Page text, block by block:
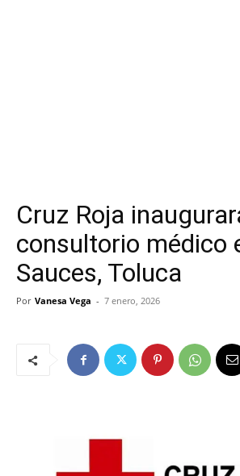
Cruz Roja
consultorio médico
Sauces, Toluca
Por Vanesa Vega - 7 enero, 2026